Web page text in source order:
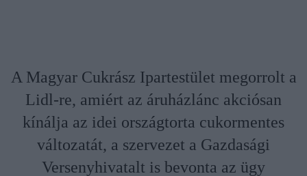
A Magyar Cukrász Ipartestület megorrolt a
Lidl-re, amiért az áruházlánc akciósan
kínálja az idei országtorta cukormentes
változatát, a szervezet a Gazdasági
Versenyhivatalt is bevonta az ügy